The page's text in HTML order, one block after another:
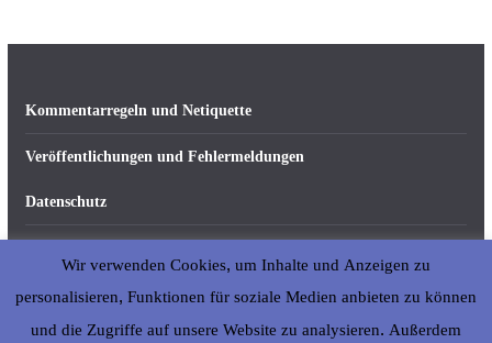
Kommentarregeln und Netiquette
Veröffentlichungen und Fehlermeldungen
Datenschutz
Impressum
Über abseits-ka.de
Wir verwenden Cookies, um Inhalte und Anzeigen zu
personalisieren, Funktionen für soziale Medien anbieten zu können
und die Zugriffe auf unsere Website zu analysieren. Außerdem